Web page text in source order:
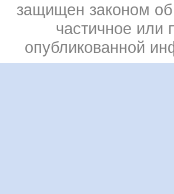
защищен законом
частичное или
опубликованной